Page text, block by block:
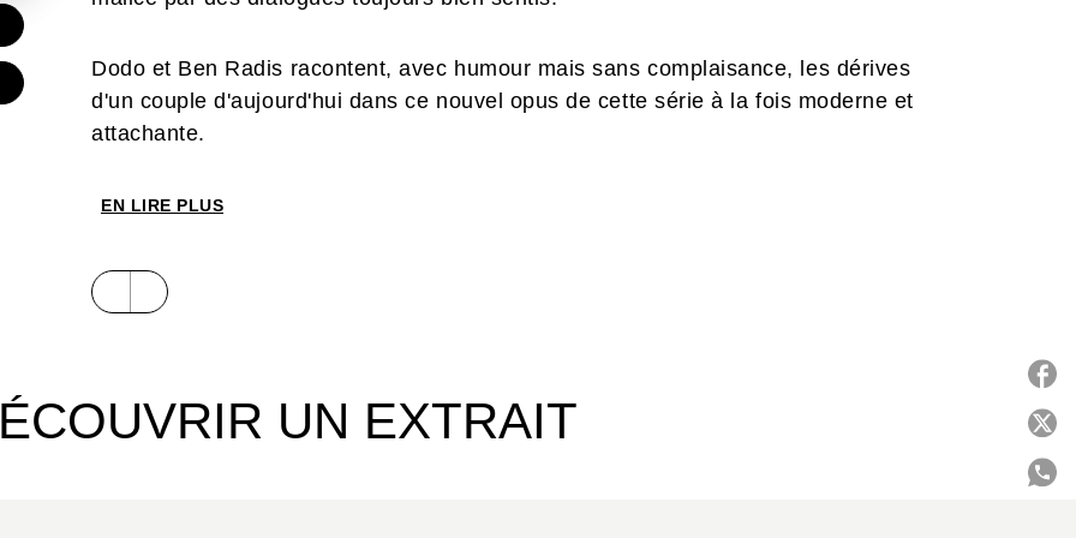
Dodo et Ben Radis racontent, avec humour mais sans complaisance, les dérives
d'un couple d'aujourd'hui dans ce nouvel opus de cette série à la fois moderne et
attachante.
EN LIRE PLUS
UN EXTRAIT